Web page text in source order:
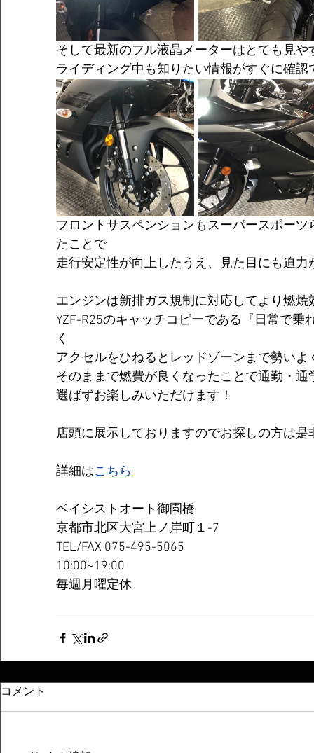
そして最新のフル液晶メーターはとても見
ライディング中も知りたい情報がすぐに確認
フロントサスペンションもスーパースポー
たことで
走行安定性が向上したうえ、見た目にも迫力
エンジンは新排ガス規制に対応してより燃焼
YZF-R25のキャッチコピーである『日常で乗
く
アクセルをひねるとレッドゾーンまで勢い
そのままで燃費が良くなったことで通勤・
選ばずお楽しみいただけます！
店頭に展示しておりますのでお探しの方は是
詳細はこちら
ベイシストオート御園橋
京都市北区大宮上ノ岸町１-7
TEL/FAX 075-495-5065
10:00~19:00
毎週月曜定休
コメント